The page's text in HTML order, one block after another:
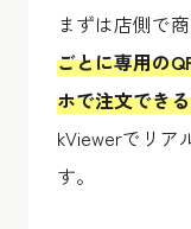
まずは店側で
ごとに専用の
ホで注文でき
kViewerでリア
す。